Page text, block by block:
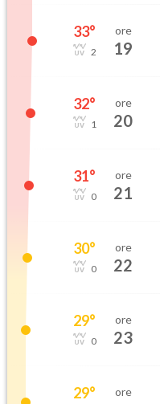
33°
2
ore
19
32°
1
ore
20
31°
0
ore
21
30°
0
ore
22
29°
0
ore
23
29° ore